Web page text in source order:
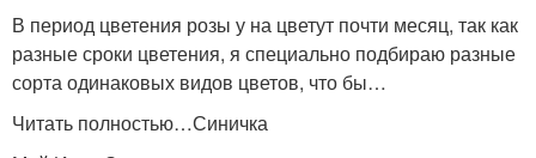
В период цветения розы у на цветут почти месяц, так как
разные сроки цветения, я специально подбираю разные
сорта одинаковых видов цветов, что бы…
Читать полностью…Синичка